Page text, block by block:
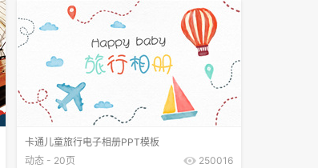
卡通儿童旅行电子相册PPT模板
动态 - 20页
250016